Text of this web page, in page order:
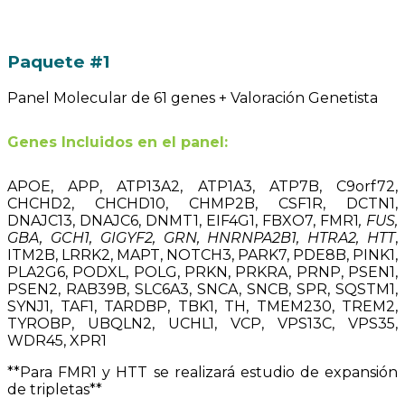
Paquete #1
Panel Molecular de 61 genes + Valoración Genetista
Genes Incluidos en el panel:
APOE, APP, ATP13A2, ATP1A3, ATP7B, C9orf72,
CHCHD2, CHCHD10, CHMP2B, CSF1R, DCTN1,
DNAJC13, DNAJC6, DNMT1, EIF4G1, FBXO7, FMR1, FUS,
GBA, GCH1, GIGYF2, GRN, HNRNPA2B1, HTRA2, HTT,
ITM2B, LRRK2, MAPT, NOTCH3, PARK7, PDE8B, PINK1,
PLA2G6, PODXL, POLG, PRKN, PRKRA, PRNP, PSEN1,
PSEN2, RAB39B, SLC6A3, SNCA, SNCB, SPR, SQSTM1,
SYNJ1, TAF1, TARDBP, TBK1, TH, TMEM230, TREM2,
TYROBP, UBQLN2, UCHL1, VCP, VPS13C, VPS35,
WDR45, XPR1
**Para FMR1 y HTT se realizará estudio de expansión
de tripletas**